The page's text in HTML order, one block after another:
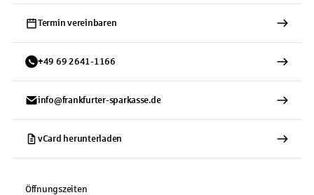
Termin vereinbaren
+49 69 2641-1166
info@frankfurter-sparkasse.de
vCard herunterladen
Öffnungszeiten